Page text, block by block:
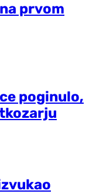
prvom
poginulo,